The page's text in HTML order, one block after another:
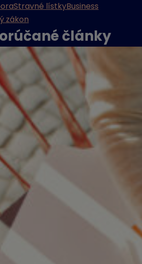
Stravné lístkyBusiness
zákon
články